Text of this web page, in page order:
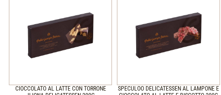
CIOCCOLATO AL LATTE CON TORRONE
SPECULOO DELICATESSEN AL LAMPONE E